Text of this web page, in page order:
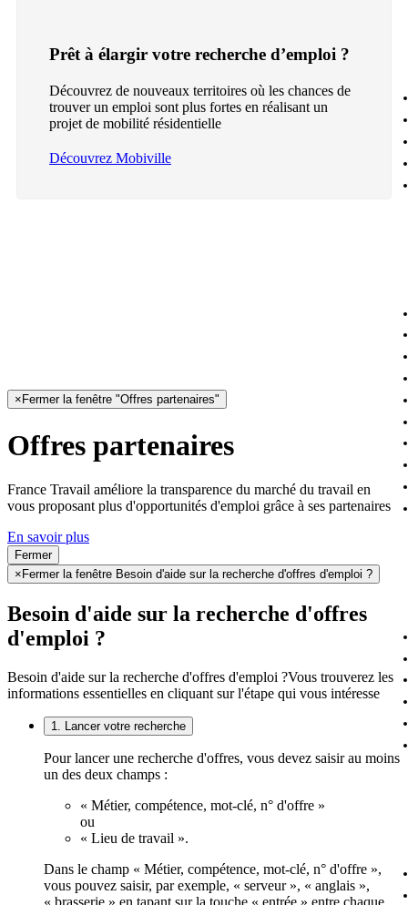
Prêt à élargir votre recherche d’emploi ?
Découvrez de nouveaux territoires où les chances de
trouver un emploi sont plus fortes en réalisant un
projet de mobilité résidentielle
Découvrez Mobiville
× Fermer la fenêtre "Offres partenaires"
Offres partenaires
France Travail améliore la transparence du marché du travail en
vous proposant plus d'opportunités d'emploi grâce à ses partenaires
En savoir plus
Fermer
× Fermer la fenêtre Besoin d'aide sur la recherche d'offres d'emploi ?
Besoin d'aide sur la recherche d'offres
d'emploi ?
Besoin d'aide sur la recherche d'offres d'emploi ?Vous trouverez les
informations essentielles en cliquant sur l'étape qui vous intéresse
1. Lancer votre recherche
Pour lancer une recherche d'offres, vous devez saisir au moins
un des deux champs :
« Métier, compétence, mot-clé, n° d'offre »
ou
« Lieu de travail ».
Dans le champ « Métier, compétence, mot-clé, n° d'offre »,
vous pouvez saisir, par exemple, « serveur », « anglais »,